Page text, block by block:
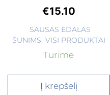
€15.10
SAUSAS ĖDALAS
ŠUNIMS VISI PRODUKTAI
Turime
Į krepšelį